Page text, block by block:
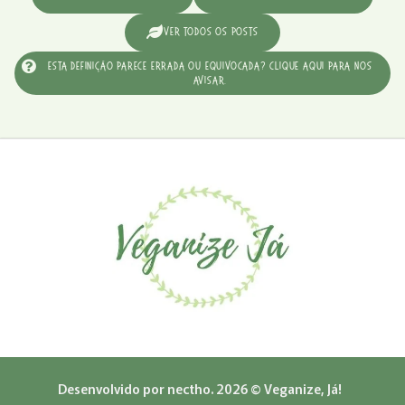
Ver Todos os Posts
Esta definição parece errada ou equivocada? Clique aqui para nos
avisar.
Desenvolvido pornectho.2026 © Veganize, Já!